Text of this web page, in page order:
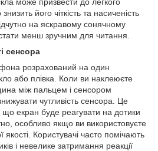
його чіткість та насиченість
на яскравому сонячному
менш зручним для читання.
сенсора
розрахований на один
або плівка. Коли ви наклеюєте
між пальцем і сенсором
чутливість сенсора. Це
екран буде реагувати на дотики
особливо якщо ви використовуєте
якості. Користувачі часто помічають
і невелике затримання реакції